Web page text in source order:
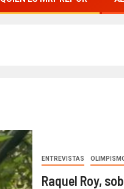
ENTREVISTAS
Raquel Roy,